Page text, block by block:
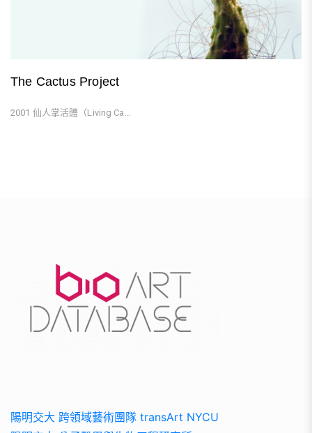
The Cactus Project
2001 仙人掌活體（Living Ca...
陽明交大 跨領域藝術團隊 transArt NYCU